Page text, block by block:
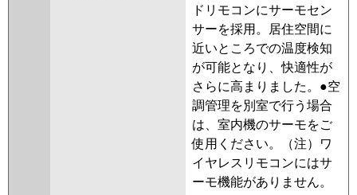
ドリモコンにサーモセン
サーを採用。居住空間に
近いところでの温度検知
が可能となり、快適性が
さらに高まりました。●空
調管理を別室で行う場合
は、室内機のサーモをご
使用ください。（注）ワ
イヤレスリモコンにはサ
ーモ機能がありません。